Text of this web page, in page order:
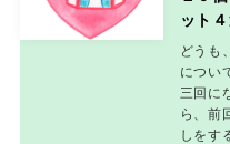
ット
どうも
につい
三回に
ら、前
しをす